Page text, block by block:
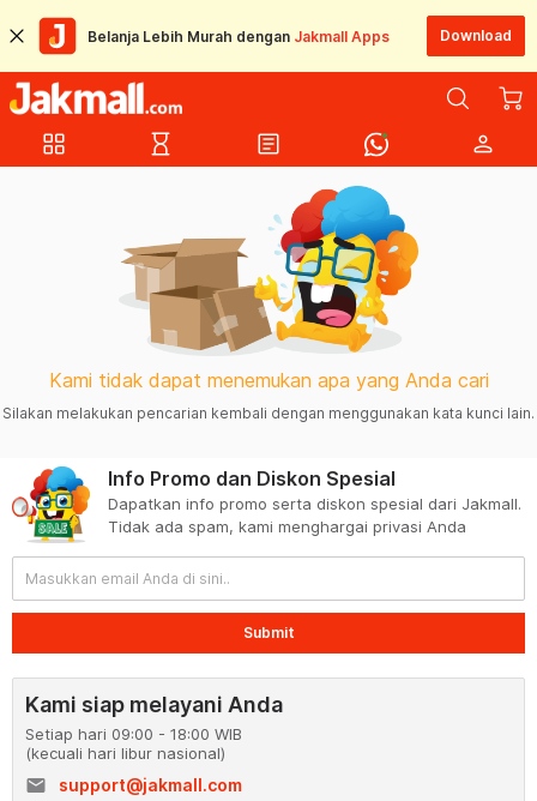
Belanja Lebih Murah dengan Jakmall Apps Download
grid_view hourglass_empty article person
Kami tidak dapat menemukan apa yang Anda cari
Silakan melakukan pencarian kembali dengan menggunakan kata kunci lain.
Info Promo dan Diskon Spesial
Dapatkan info promo serta diskon spesial dari Jakmall.
Tidak ada spam, kami menghargai privasi Anda
Submit
Kami siap melayani Anda
Setiap hari 09:00 - 18:00 WIB
(kecuali hari libur nasional)
email
support@jakmall.com